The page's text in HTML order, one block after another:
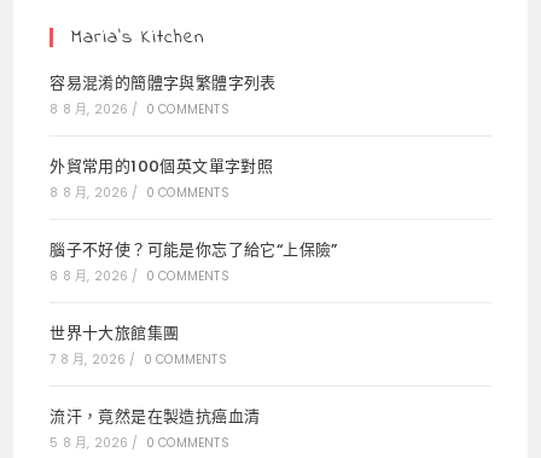
Maria’s Kitchen
容易混淆的簡體字與繁體字列表
8 8 月, 2026 / 0 COMMENTS
外貿常用的100個英文單字對照
8 8 月, 2026 / 0 COMMENTS
腦子不好使？可能是你忘了給它“上保險”
8 8 月, 2026 / 0 COMMENTS
世界十大旅館集團
7 8 月, 2026 / 0 COMMENTS
流汗，竟然是在製造抗癌血清
5 8 月, 2026 / 0 COMMENTS